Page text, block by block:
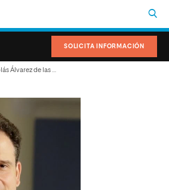
SOLICITA INFORMACIÓN